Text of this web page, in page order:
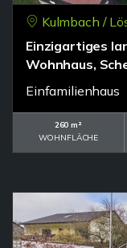
Kulmbach /
Einzigartiges
Wohnhaus,
Einfamilienhaus
260 m²
WOHNFLÄCHE